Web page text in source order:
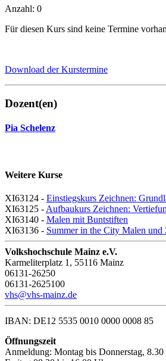
Anzahl: 0
Für diesen Kurs sind keine Termine
Download der Kurstermine
Dozent(en)
Pia Schelenz
Weitere Kurse
XI63124 - Einstiegskurs Zeichnen:
XI63125 - Aufbaukurs Zeichnen:
XI63140 - Malen mit Buntstiften
XI63136 - Summer in the City Malen und
Volkshochschule Mainz e.V.
Karmeliterplatz 1, 55116 Mainz
06131-26250
06131-2625100
vhs@vhs-mainz.de
IBAN: DE12 5535 0010 0000 0008 85
Öffnungszeit
Anmeldung: Montag bis Donnerstag,